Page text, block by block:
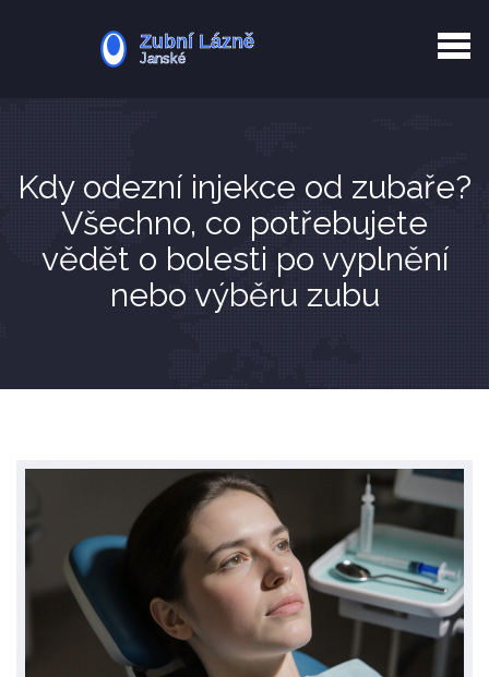
Zotavení po extrakci
Kdy odezní injekce od zubaře?
Všechno, co potřebujete
vědět o bolesti po vyplnění
nebo výběru zubu